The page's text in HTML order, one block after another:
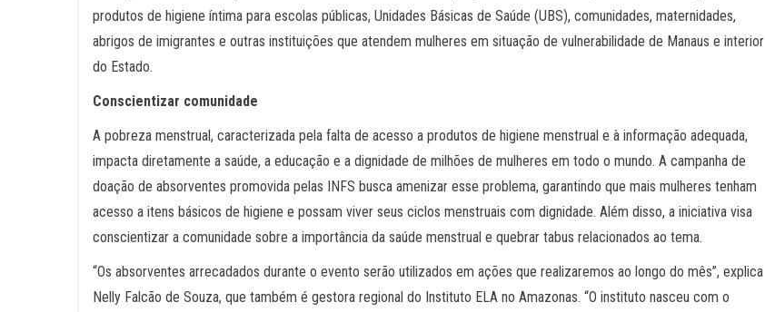
produtos de higiene íntima para escolas públicas, Unidades Básicas de Saúde (UBS), comunidades, maternidades,
abrigos de imigrantes e outras instituições que atendem mulheres em situação de vulnerabilidade de Manaus e interior
do Estado.
Conscientizar comunidade
A pobreza menstrual, caracterizada pela falta de acesso a produtos de higiene menstrual e à informação adequada,
impacta diretamente a saúde, a educação e a dignidade de milhões de mulheres em todo o mundo. A campanha de
doação de absorventes promovida pelas INFS busca amenizar esse problema, garantindo que mais mulheres tenham
acesso a itens básicos de higiene e possam viver seus ciclos menstruais com dignidade. Além disso, a iniciativa visa
conscientizar a comunidade sobre a importância da saúde menstrual e quebrar tabus relacionados ao tema.
“Os absorventes arrecadados durante o evento serão utilizados em ações que realizaremos ao longo do mês”, explica
Nelly Falcão de Souza, que também é gestora regional do Instituto ELA no Amazonas. “O instituto nasceu com o